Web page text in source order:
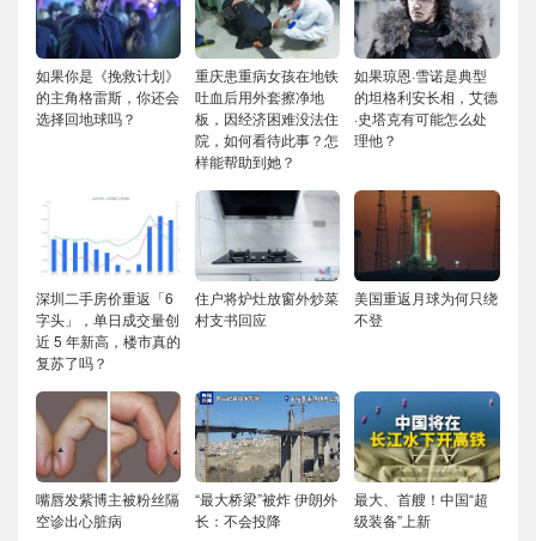
如果你是《挽救计划》
的主角格雷斯，你还会
选择回地球吗？
重庆患重病女孩在地铁
吐血后用外套擦净地
板，因经济困难没法住
院，如何看待此事？怎
样能帮助到她？
如果琼恩·雪诺是典型
的坦格利安长相，艾德
·史塔克有可能怎么处
理他？
深圳二手房价重返「6
字头」，单日成交量创
近 5 年新高，楼市真的
复苏了吗？
住户将炉灶放窗外炒菜
村支书回应
美国重返月球为何只绕
不登
嘴唇发紫博主被粉丝隔
空诊出心脏病
“最大桥梁”被炸 伊朗外
长：不会投降
最大、首艘！中国“超
级装备”上新